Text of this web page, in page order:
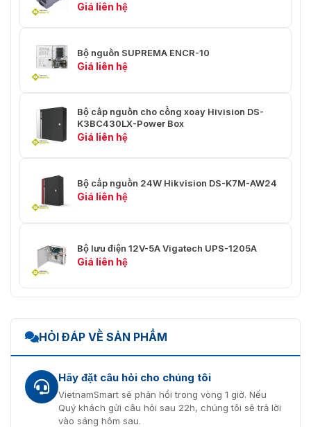
Giá liên hệ
Bộ nguồn SUPREMA ENCR-10
Giá liên hệ
Bộ cấp nguồn cho cổng xoay Hivision DS-
K3BC430LX-Power Box
Giá liên hệ
Bộ cấp nguồn 24W Hikvision DS-K7M-AW24
Giá liên hệ
Bộ lưu điện 12V-5A Vigatech UPS-1205A
Giá liên hệ
HỎI ĐÁP VỀ SẢN PHẨM
Hãy đặt câu hỏi cho chúng tôi
VietnamSmart sẽ phản hồi trong vòng 1 giờ. Nếu
Quý khách gửi câu hỏi sau 22h, chúng tôi sẽ trả lời
vào sáng hôm sau.